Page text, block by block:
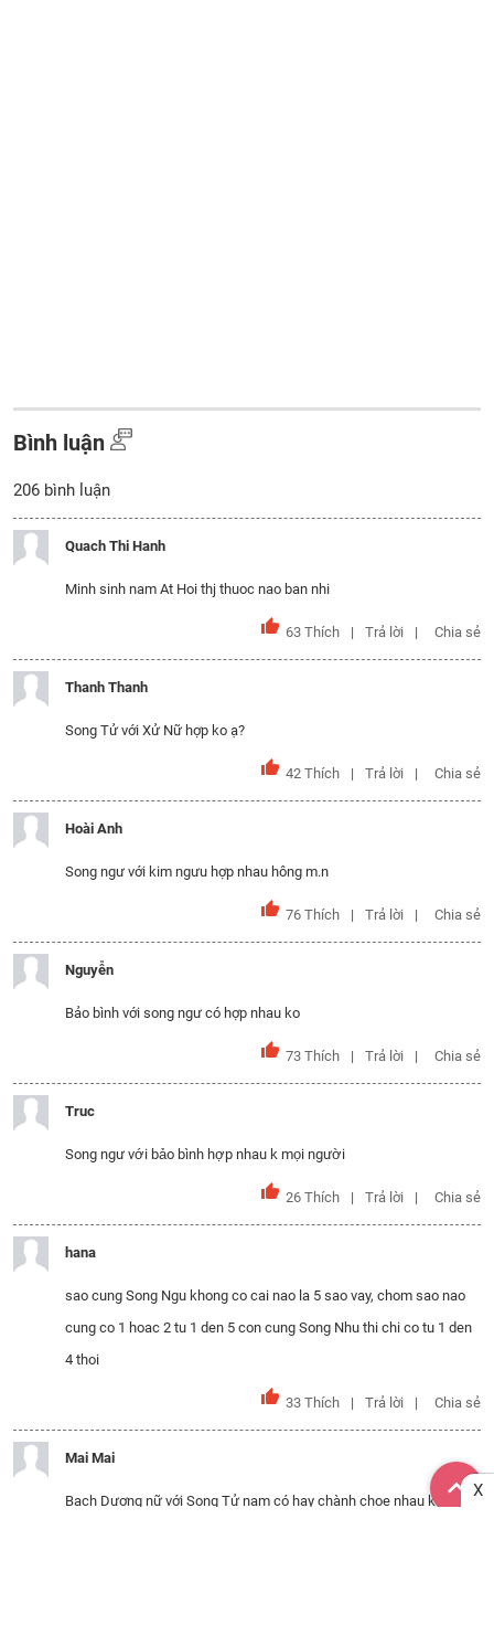
Bình luận
206 bình luận
Quach Thi Hanh
Minh sinh nam At Hoi thj thuoc nao ban nhi
63 Thích Trả lời Chia sẻ
Thanh Thanh
Song Tử với Xử Nữ hợp ko ạ?
42 Thích Trả lời Chia sẻ
Hoài Anh
Song ngư với kim ngưu hợp nhau hông m.n
76 Thích Trả lời Chia sẻ
Nguyễn
Bảo bình với song ngư có hợp nhau ko
73 Thích Trả lời Chia sẻ
Truc
Song ngư với bảo bình hợp nhau k mọi người
26 Thích Trả lời Chia sẻ
hana
sao cung Song Ngu khong co cai nao la 5 sao vay, chom sao nao
cung co 1 hoac 2 tu 1 den 5 con cung Song Nhu thi chi co tu 1 den
4 thoi
33 Thích Trả lời Chia sẻ
Mai Mai
Bạch Dương nữ với Song Tử nam có hay chành chọe nhau không
X